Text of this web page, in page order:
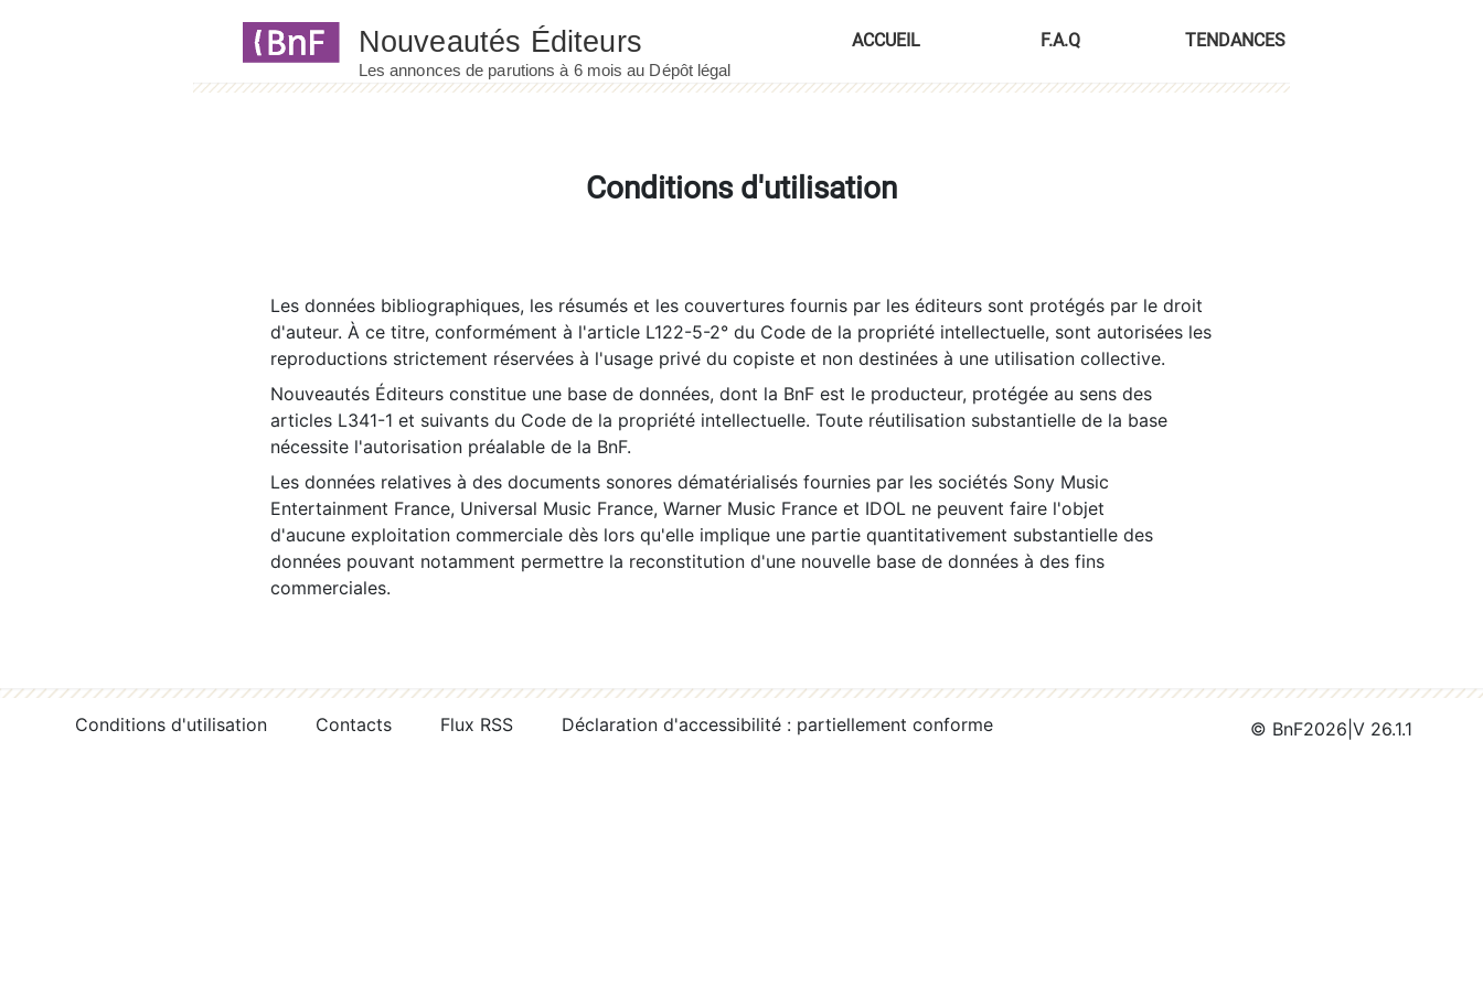
ACCUEIL F.A.Q TENDANCES
Conditions d'utilisation
Les données bibliographiques, les résumés et les couvertures fournis par les éditeurs sont protégés par le droit
d'auteur. À ce titre, conformément à l'article L122-5-2° du Code de la propriété intellectuelle, sont autorisées les
reproductions strictement réservées à l'usage privé du copiste et non destinées à une utilisation collective.
Nouveautés Éditeurs constitue une base de données, dont la BnF est le producteur, protégée au sens des
articles L341-1 et suivants du Code de la propriété intellectuelle. Toute réutilisation substantielle de la base
nécessite l'autorisation préalable de la BnF.
Les données relatives à des documents sonores dématérialisés fournies par les sociétés Sony Music
Entertainment France, Universal Music France, Warner Music France et IDOL ne peuvent faire l'objet
d'aucune exploitation commerciale dès lors qu'elle implique une partie quantitativement substantielle des
données pouvant notamment permettre la reconstitution d'une nouvelle base de données à des fins
commerciales.
Conditions d'utilisation Contacts Flux RSS Déclaration d'accessibilité : partiellement conforme © BnF2026 V 26.1.1